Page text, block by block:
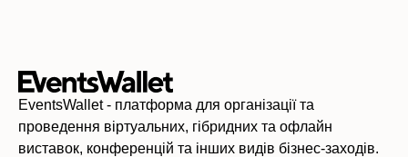
EventsWallet - платформа для організації та
проведення віртуальних, гібридних та офлайн
виставок, конференцій та інших видів бізнес-заходів.